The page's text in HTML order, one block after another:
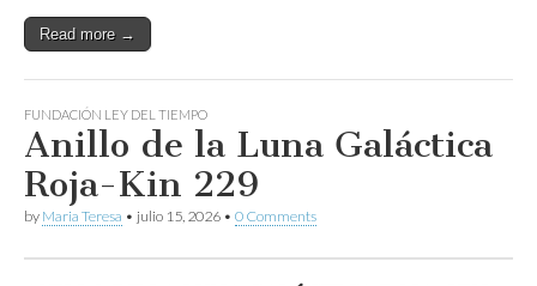
Read more →
FUNDACIÓN LEY DEL TIEMPO
Anillo de la Luna Galáctica
Roja-Kin 229
by Maria Teresa • julio 15, 2026 • 0 Comments